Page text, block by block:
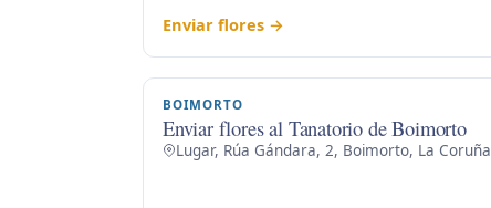
Enviar flores →
BOIMORTO
Enviar flores al Tanatorio de Boimorto
Lugar, Rúa Gándara, 2, Boimorto, La Coruña